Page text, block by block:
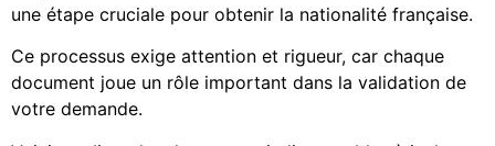
une étape cruciale pour obtenir la nationalité française.
Ce processus exige attention et rigueur, car chaque
document joue un rôle important dans la validation de
votre demande.